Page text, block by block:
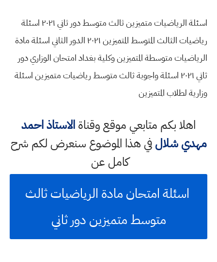
اسئلة الرياضيات متميزين ثالث متوسط دور ثاني ٢٠٢١ اسئلة
رياضيات الثالث المتوسط المتميزين ٢٠٢١ الدور الثاني اسئلة مادة
الرياضيات متوسطة المتميزين وكلية بغداد امتحان الوزاري دور
ثاني ٢٠٢١ اسئلة واجوبة ثالث متوسط رياضيات متميزين اسئلة
وزارية لطلاب المتميزين
اهلا بكم متابعي موقع وقناةالاستاذ احمد
مهدي شلالفي هذا الموضوع سنعرض لكم شرح
كامل عن
اسئلة امتحان مادة الرياضيات ثالث
متوسط متميزين دور ثاني